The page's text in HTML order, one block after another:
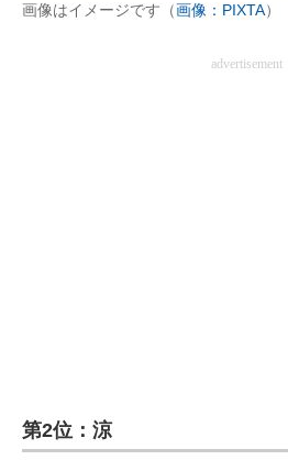
画像はイメージです（画像：PIXTA）
advertisement
第2位：涼